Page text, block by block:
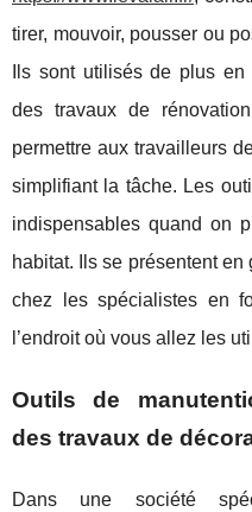
tirer, mouvoir, pousser ou
Ils sont utilisés de plus
des travaux de
permettre aux travailleurs
simplifiant la tâche. Les
indispensables quand on
habitat. Ils se présentent
chez les spécialistes en
l’endroit où vous allez les
Outils de
des travaux de
Dans une société